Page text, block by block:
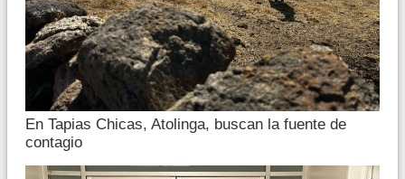
En Tapias Chicas, Atolinga, buscan la fuente de
contagio